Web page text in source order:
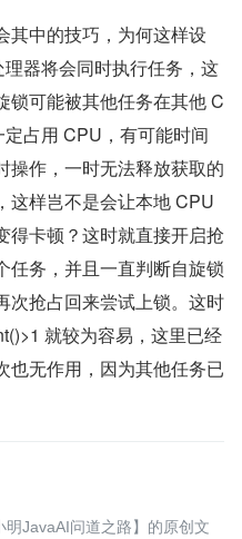
其中的技巧，为何这样设
器将会同时执行任务，这
锁可能被其他任务在其他 C
占用 CPU，有可能时间
操作，一时无法释放获取的
这样岂不是会让本地 CPU
得卡顿？这时就直接开启抢
任务，并且一直判断自旋锁
次抢占回来尝试上锁。这时
就较为容易，这里已经
也无作用，因为其他任务已
JavaAI问道之路】的原创文